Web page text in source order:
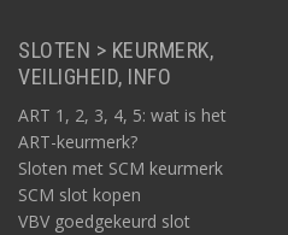
SLOTEN > KEURMERK,
VEILIGHEID, INFO
ART 1, 2, 3, 4, 5: wat is het
ART-keurmerk?
Sloten met SCM keurmerk
SCM slot kopen
VBV goedgekeurd slot